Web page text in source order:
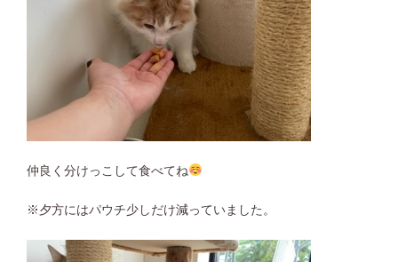
仲良く分けっこして食べてね
※夕方にはパウチ少しだけ減っていました。